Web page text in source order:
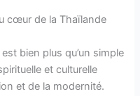
cœur de la Thaïlande
bien plus qu’un simple
et culturelle
et de la modernité.